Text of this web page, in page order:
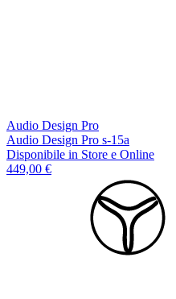
Audio Design Pro
Audio Design Pro s-15a
Disponibile in Store e Online
449,00 €